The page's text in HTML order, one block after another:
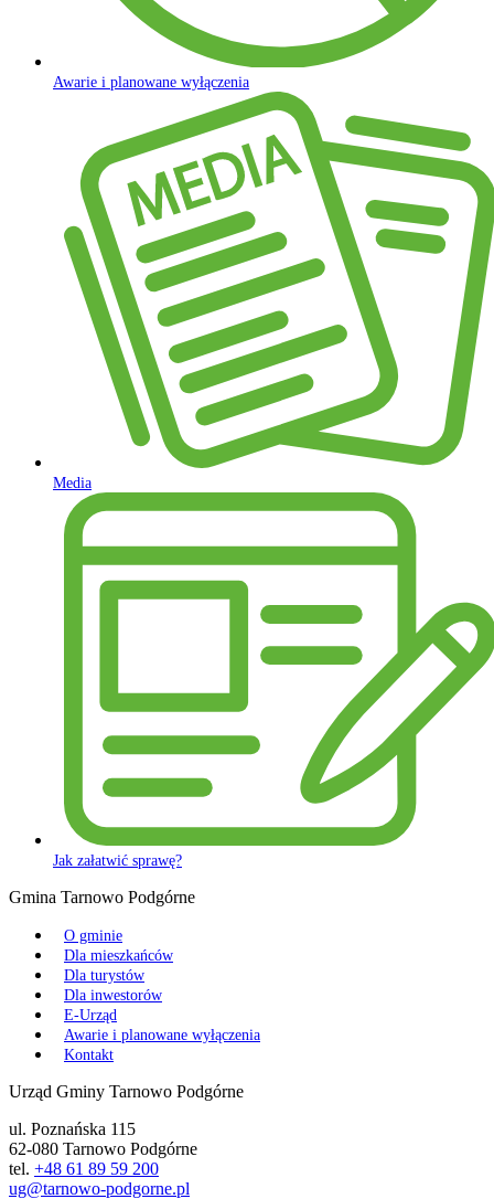
Awarie i planowane wyłączenia
Media
Jak załatwić sprawę?
Gmina Tarnowo Podgórne
O gminie
Dla mieszkańców
Dla turystów
Dla inwestorów
E-Urząd
Awarie i planowane wyłączenia
Kontakt
Urząd Gminy Tarnowo Podgórne
ul. Poznańska 115
62-080 Tarnowo Podgórne
tel. +48 61 89 59 200
ug@tarnowo-podgorne.pl